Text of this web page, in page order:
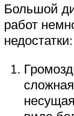
Большой
работ
недостатки: